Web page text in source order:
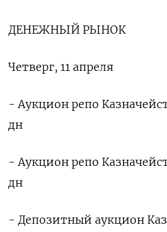
ДЕНЕЖНЫЙ РЫНОК
Четверг, 11 апреля
- Аукцион репо
дн
- Аукцион репо
дн
- Депозитный аукцион